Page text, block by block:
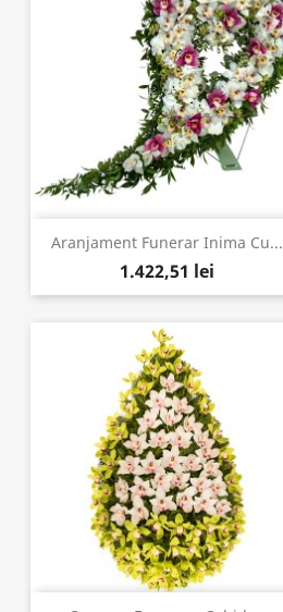
Aranjament Funerar Inima Cu...
1.422,51 lei